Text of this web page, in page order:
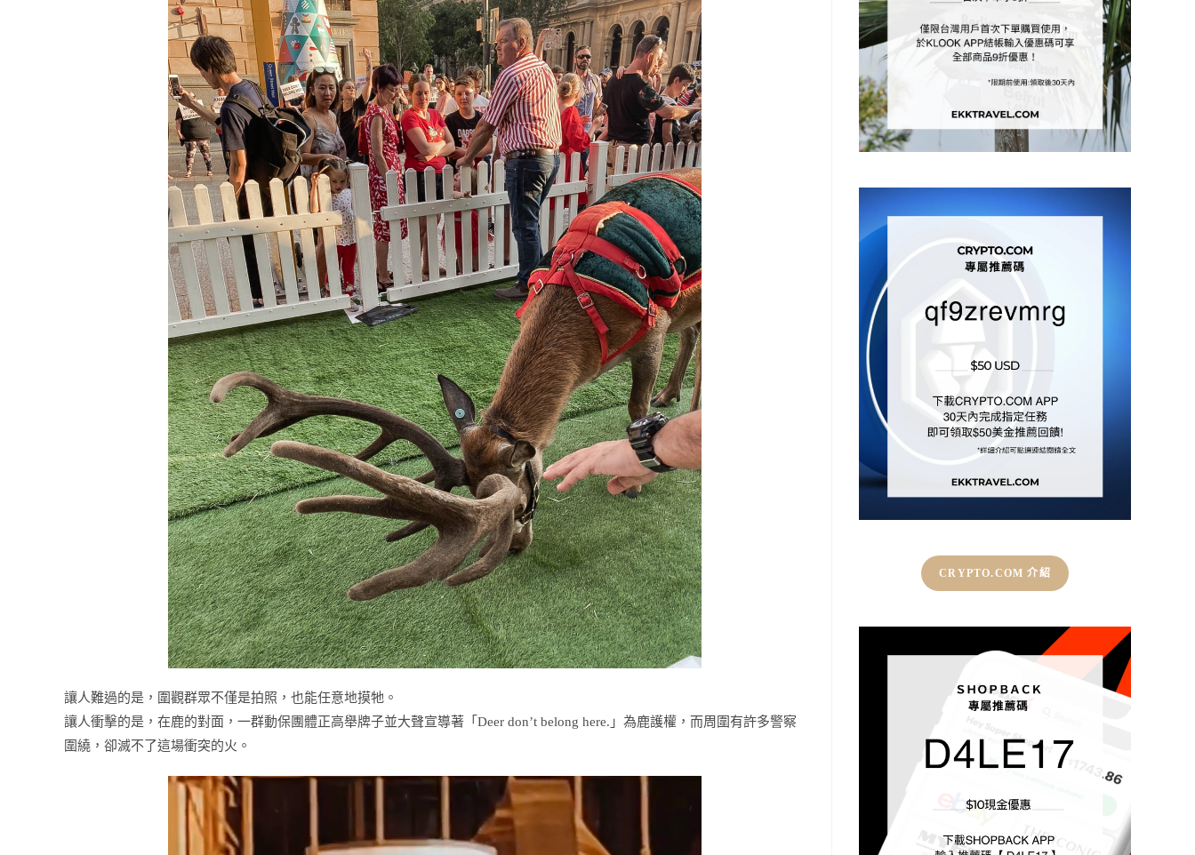
讓人難過的是，圍觀群眾不僅是拍照，也能任意地摸牠。
讓人衝擊的是，在鹿的對面，一群動保團體正高舉牌子並大聲宣導著「Deer don’t belong here.」為鹿護權，而周圍有許多警察
圍繞，卻滅不了這場衝突的火。
CRYPTO.COM 介紹